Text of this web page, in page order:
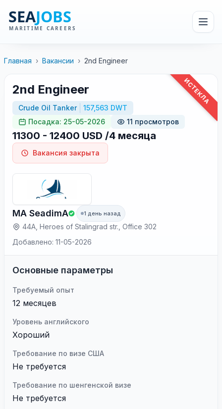
Главная › Вакансии › 2nd Engineer
ИСТЕКЛА
2nd Engineer
Crude Oil Tanker
157,563 DWT
Посадка: 25-05-2026
11 просмотров
11300 - 12400 USD /4 месяца
Вакансия закрыта
MA SeadimA 1 день назад
44A, Heroes of Stalingrad str., Office 302
Добавлено: 11-05-2026
Основные параметры
Требуемый опыт
12 месяцев
Уровень английского
Хороший
Требование по визе США
Не требуется
Требование по шенгенской визе
Не требуется